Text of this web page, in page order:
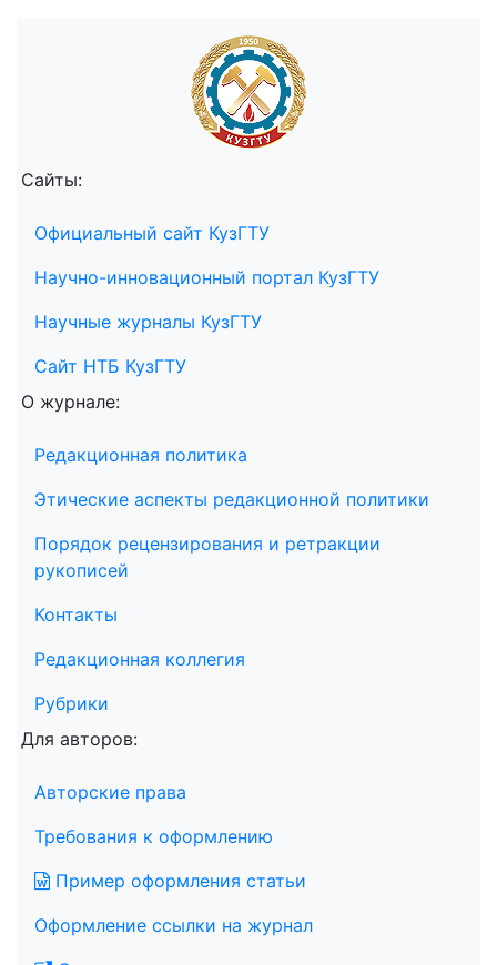
Сайты:
Официальный сайт КузГТУ
Научно-инновационный портал КузГТУ
Научные журналы КузГТУ
Сайт НТБ КузГТУ
О журнале:
Редакционная политика
Этические аспекты редакционной политики
Порядок рецензирования и ретракции
рукописей
Контакты
Редакционная коллегия
Рубрики
Для авторов:
Авторские права
Требования к оформлению
Пример оформления статьи
Оформление ссылки на журнал